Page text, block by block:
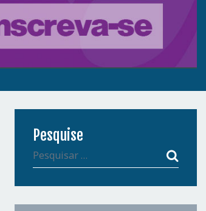
Pesquise